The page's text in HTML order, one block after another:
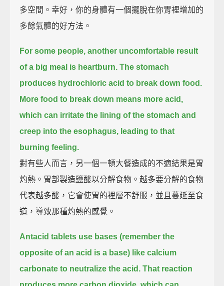
多空間。幸好，你的身體有一個擺脫在你胃裡增加的
多餘氣體的好方法。
For some people, another uncomfortable result
of a big meal is heartburn. The stomach
produces hydrochloric acid to break down food.
More food to break down means more acid,
which can irritate the lining of the stomach and
creep into the esophagus, leading to that
burning feeling.
對有些人而言，另一個一頓大餐造成的不適結果是胃
灼熱。胃部製造鹽酸以分解食物。越多要分解的食物
代表越多酸，它會使胃的裡層不舒服，並且蔓延至食
道，導致那種灼熱的感覺。
Antacid tablets use bases (remember the
opposite of an acid is a base) like calcium
carbonate to neutralize the acid. That reaction